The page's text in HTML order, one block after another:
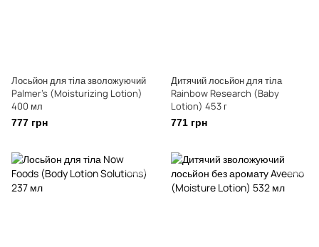
Лосьйон для тіла зволожуючий
Palmer's (Moisturizing Lotion)
400 мл
777 грн
Дитячий лосьйон для тіла
Rainbow Research (Baby
Lotion) 453 г
771 грн